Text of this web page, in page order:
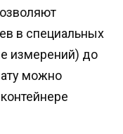
в специальных
измерений) до
можно